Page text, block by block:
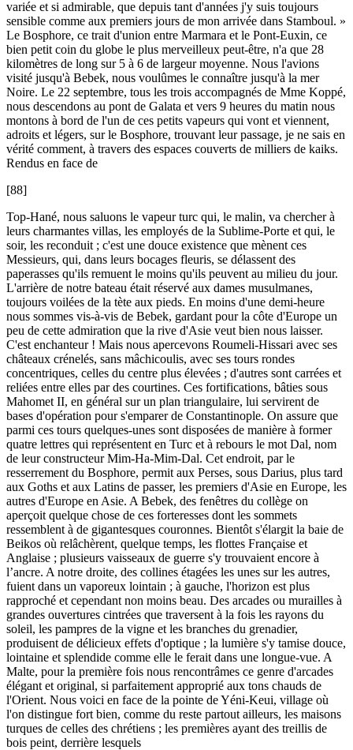
variée et si admirable, que depuis tant d'années j'y suis toujours
sensible comme aux premiers jours de mon arrivée dans Stamboul. »
Le Bosphore, ce trait d'union entre Marmara et le Pont-Euxin, ce
bien petit coin du globe le plus merveilleux peut-être, n'a que 28
kilomètres de long sur 5 à 6 de largeur moyenne. Nous l'avions
visité jusqu'à Bebek, nous voulûmes le connaître jusqu'à la mer
Noire. Le 22 septembre, tous les trois accompagnés de Mme Koppé,
nous descendons au pont de Galata et vers 9 heures du matin nous
montons à bord de l'un de ces petits vapeurs qui vont et viennent,
adroits et légers, sur le Bosphore, trouvant leur passage, je ne sais en
vérité comment, à travers des espaces couverts de milliers de kaiks.
Rendus en face de
[88]
Top-Hané, nous saluons le vapeur turc qui, le malin, va chercher à
leurs charmantes villas, les employés de la Sublime-Porte et qui, le
soir, les reconduit ; c'est une douce existence que mènent ces
Messieurs, qui, dans leurs bocages fleuris, se délassent des
paperasses qu'ils remuent le moins qu'ils peuvent au milieu du jour.
L'arrière de notre bateau était réservé aux dames musulmanes,
toujours voilées de la tète aux pieds. En moins d'une demi-heure
nous sommes vis-à-vis de Bebek, gardant pour la côte d'Europe un
peu de cette admiration que la rive d'Asie veut bien nous laisser.
C'est enchanteur ! Mais nous apercevons Roumeli-Hissari avec ses
châteaux crénelés, sans mâchicoulis, avec ses tours rondes
concentriques, celles du centre plus élevées ; d'autres sont carrées et
reliées entre elles par des courtines. Ces fortifications, bâties sous
Mahomet II, en général sur un plan triangulaire, lui servirent de
bases d'opération pour s'emparer de Constantinople. On assure que
parmi ces tours quelques-unes sont disposées de manière à former
quatre lettres qui représentent en Turc et à rebours le mot Dal, nom
de leur constructeur Mim-Ha-Mim-Dal. Cet endroit, par le
resserrement du Bosphore, permit aux Perses, sous Darius, plus tard
aux Goths et aux Latins de passer, les premiers d'Asie en Europe, les
autres d'Europe en Asie. A Bebek, des fenêtres du collège on
aperçoit quelque chose de ces forteresses dont les sommets
ressemblent à de gigantesques couronnes. Bientôt s'élargit la baie de
Beikos où relâchèrent, quelque temps, les flottes Française et
Anglaise ; plusieurs vaisseaux de guerre s'y trouvaient encore à
l’ancre. A notre droite, des collines étagées les unes sur les autres,
fuient dans un vaporeux lointain ; à gauche, l'horizon est plus
rapproché et cependant non moins beau. Des arcades ou murailles à
grandes ouvertures cintrées que traversent à la fois les rayons du
soleil, les pampres de la vigne et les branches du grenadier,
produisent de délicieux effets d'optique ; la lumière s'y tamise douce,
lointaine et splendide comme elle le ferait dans une longue-vue. A
Malte, pour la première fois nous rencontrâmes ce genre d'arcades
élégant et original, si parfaitement approprié aux tons chauds de
l'Orient. Nous voici en face de la pointe de Yéni-Keui, village où
l'on distingue fort bien, comme du reste partout ailleurs, les maisons
turques de celles des chrétiens ; les premières ayant des treillis de
bois peint, derrière lesquels